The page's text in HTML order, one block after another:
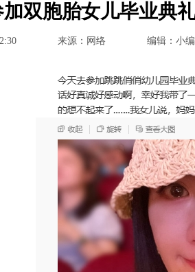
双胞胎女儿毕业典
来源：网络 编辑：小编